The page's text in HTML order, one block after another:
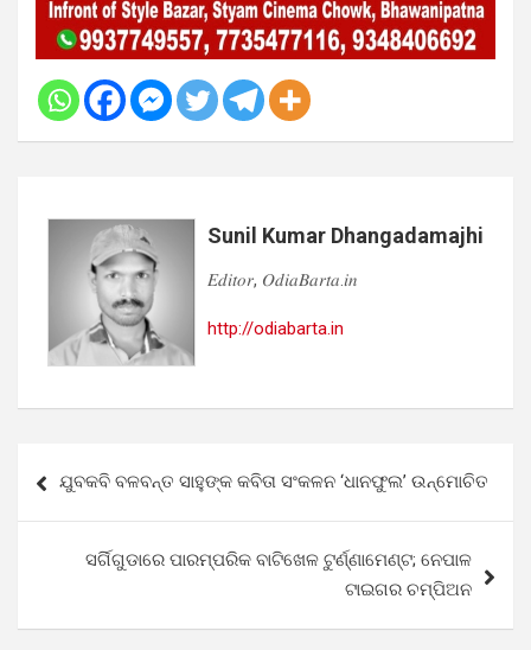
Sunil Kumar Dhangadamajhi
𝐸𝑑𝑖𝑡𝑜𝑟, 𝑂𝑑𝑖𝑎𝐵𝑎𝑟𝑡𝑎.𝑖𝑛
http://odiabarta.in
navigation
ଯୁବକବି ବଳବନ୍ତ ସାହୁଙ୍କ କବିତା ସଂକଳନ ‘ଧାନଫୁଲ’ ଉନ୍ମୋଚିତ
ସର୍ଗିଗୁଡାରେ ପାରମ୍ପରିକ ବାଟିଖେଳ ଟୁର୍ଣ୍ଣାମେଣ୍ଟ; ନେପାଳ
ଟାଇଗର ଚମ୍ପିଅନ